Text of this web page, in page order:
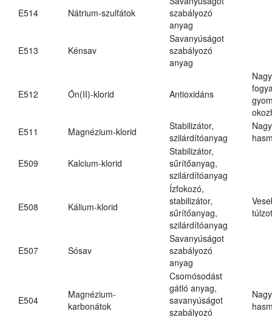
E514 Nátrium-szulfátok
szabályozó
anyag
E513 Kénsav
Savanyúságot
szabályozó
anyag
E512 Ón(II)-klorid Antioxidáns
E511
Magnézium-klorid
Stabilizátor,
szilárdítóanyag
E509 Kalcium-klorid
Stabilizátor,
sűrítőanyag,
szilárdítóanyag
E508 Kálium-klorid
Ízfokozó,
stabilizátor,
sűrítőanyag,
szilárdítóanyag
E507 Sósav
Savanyúságot
szabályozó
anyag
E504
Magnézium-
karbonátok
Csomósodást
gátló anyag,
savanyúságot
szabályozó